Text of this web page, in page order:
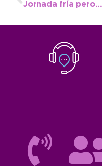
Jornada fría pero acompañada con algo de sol